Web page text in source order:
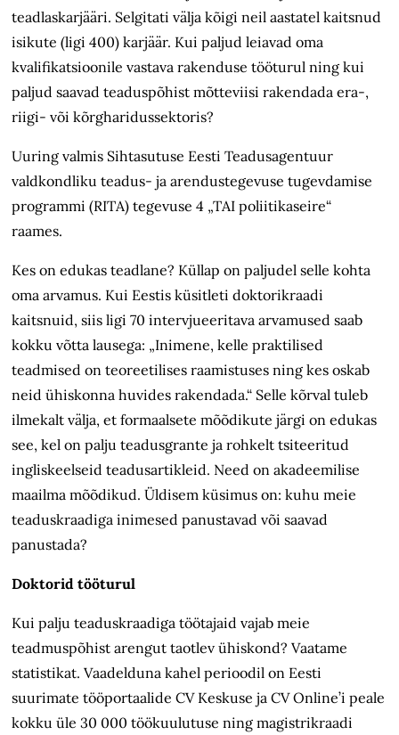
teadlaskarjääri. Selgitati välja kõigi neil aastatel kaitsnud
isikute (ligi 400) karjäär. Kui paljud leiavad oma
kvalifikatsioonile vastava rakenduse tööturul ning kui
paljud saavad teaduspõhist mõtteviisi rakendada era-,
riigi- või kõrgharidussektoris?
Uuring valmis Sihtasutuse Eesti Teadusagentuur
valdkondliku teadus- ja arendustegevuse tugevdamise
programmi (RITA) tegevuse 4 „TAI poliitikaseire“
raames.
Kes on edukas teadlane? Küllap on paljudel selle kohta
oma arvamus. Kui Eestis küsitleti doktorikraadi
kaitsnuid, siis ligi 70 intervjueeritava arvamused saab
kokku võtta lausega: „Inimene, kelle praktilised
teadmised on teoreetilises raamistuses ning kes oskab
neid ühiskonna huvides rakendada.“ Selle kõrval tuleb
ilmekalt välja, et formaalsete mõõdikute järgi on edukas
see, kel on palju teadusgrante ja rohkelt tsiteeritud
ingliskeelseid teadusartikleid. Need on akadeemilise
maailma mõõdikud. Üldisem küsimus on: kuhu meie
teaduskraadiga inimesed panustavad või saavad
panustada?
Doktorid tööturul
Kui palju teaduskraadiga töötajaid vajab meie
teadmuspõhist arengut taotlev ühiskond? Vaatame
statistikat. Vaadelduna kahel perioodil on Eesti
suurimate tööportaalide CV Keskuse ja CV Online’i peale
kokku üle 30 000 töökuulutuse ning magistrikraadi